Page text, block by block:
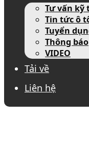
Tư vấn kỹ
Tin tức ô
Tuyển
Thông báo
VIDEO
Tải về
Liên hệ